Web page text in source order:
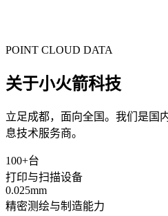
POINT CLOUD DATA
关于小火箭科技
立足成都，面向全国。我们是国
息技术服务商。
100+台
打印与扫描设备
0.025mm
精密测绘与制造能力